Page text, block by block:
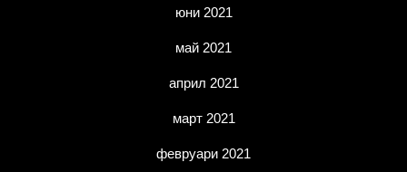
юни 2021
май 2021
април 2021
март 2021
февруари 2021